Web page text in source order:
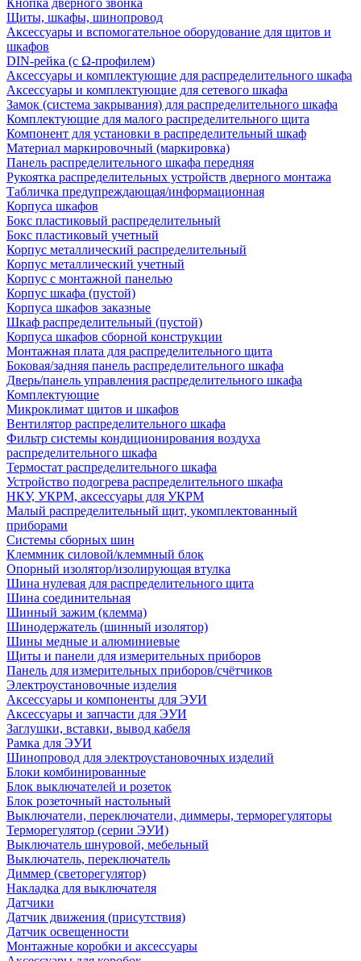
Кнопка дверного звонка
Щиты, шкафы, шинопровод
Аксессуары и вспомогательное оборудование для щитов и
шкафов
DIN-рейка (с Ω-профилем)
Аксессуары и комплектующие для распределительного шкафа
Аксессуары и комплектующие для сетевого шкафа
Замок (система закрывания) для распределительного шкафа
Комплектующие для малого распределительного щита
Компонент для установки в распределительный шкаф
Материал маркировочный (маркировка)
Панель распределительного шкафа передняя
Рукоятка распределительных устройств дверного монтажа
Табличка предупреждающая/информационная
Корпуса шкафов
Бокс пластиковый распределительный
Бокс пластиковый учетный
Корпус металлический распределительный
Корпус металлический учетный
Корпус с монтажной панелью
Корпус шкафа (пустой)
Корпуса шкафов заказные
Шкаф распределительный (пустой)
Корпуса шкафов сборной конструкции
Монтажная плата для распределительного щита
Боковая/задняя панель распределительного шкафа
Дверь/панель управления распределительного шкафа
Комплектующие
Микроклимат щитов и шкафов
Вентилятор распределительного шкафа
Фильтр системы кондиционирования воздуха
распределительного шкафа
Термостат распределительного шкафа
Устройство подогрева распределительного шкафа
НКУ, УКРМ, аксессуары для УКРМ
Малый распределительный щит, укомплектованный
приборами
Системы сборных шин
Клеммник силовой/клеммный блок
Опорный изолятор/изолирующая втулка
Шина нулевая для распределительного щита
Шина соединительная
Шинный зажим (клемма)
Шинодержатель (шинный изолятор)
Шины медные и алюминиевые
Щиты и панели для измерительных приборов
Панель для измерительных приборов/счётчиков
Электроустановочные изделия
Аксессуары и компоненты для ЭУИ
Аксессуары и запчасти для ЭУИ
Заглушки, вставки, вывод кабеля
Рамка для ЭУИ
Шинопровод для электроустановочных изделий
Блоки комбинированные
Блок выключателей и розеток
Блок розеточный настольный
Выключатели, переключатели, диммеры, терморегуляторы
Терморегулятор (серии ЭУИ)
Выключатель шнуровой, мебельный
Выключатель, переключатель
Диммер (светорегулятор)
Накладка для выключателя
Датчики
Датчик движения (присутствия)
Датчик освещенности
Монтажные коробки и аксессуары